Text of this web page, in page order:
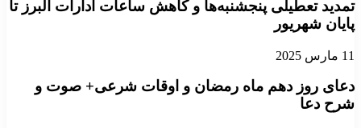
تمدید تعطیلی پنجشنبه‌ها و کاهش ساعات ادارات البرز تا
پایان شهریور
11 مارس 2025
دعای روز دهم ماه رمضان و اوقات شرعی+ صوت و
شرح دعا